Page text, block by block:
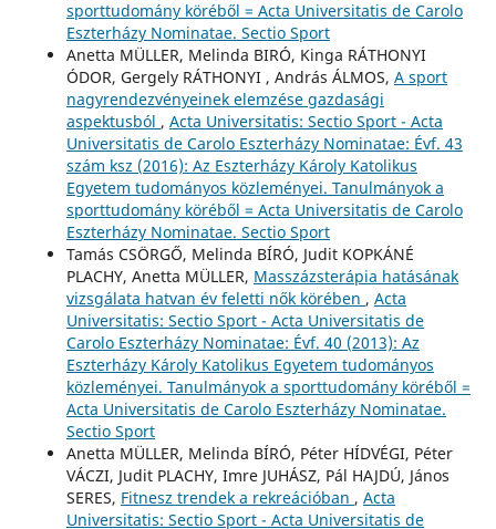
sporttudomány köréből = Acta Universitatis de Carolo
Eszterházy Nominatae. Sectio Sport
Anetta MÜLLER, Melinda BIRÓ, Kinga RÁTHONYI
ÓDOR, Gergely RÁTHONYI , András ÁLMOS, A sport
nagyrendezvényeinek elemzése gazdasági
aspektusból , Acta Universitatis: Sectio Sport - Acta
Universitatis de Carolo Eszterházy Nominatae: Évf. 43
szám ksz (2016): Az Eszterházy Károly Katolikus
Egyetem tudományos közleményei. Tanulmányok a
sporttudomány köréből = Acta Universitatis de Carolo
Eszterházy Nominatae. Sectio Sport
Tamás CSÖRGŐ, Melinda BÍRÓ, Judit KOPKÁNÉ
PLACHY, Anetta MÜLLER, Masszázsterápia hatásának
vizsgálata hatvan év feletti nők körében , Acta
Universitatis: Sectio Sport - Acta Universitatis de
Carolo Eszterházy Nominatae: Évf. 40 (2013): Az
Eszterházy Károly Katolikus Egyetem tudományos
közleményei. Tanulmányok a sporttudomány köréből =
Acta Universitatis de Carolo Eszterházy Nominatae.
Sectio Sport
Anetta MÜLLER, Melinda BÍRÓ, Péter HÍDVÉGI, Péter
VÁCZI, Judit PLACHY, Imre JUHÁSZ, Pál HAJDÚ, János
SERES, Fitnesz trendek a rekreációban , Acta
Universitatis: Sectio Sport - Acta Universitatis de